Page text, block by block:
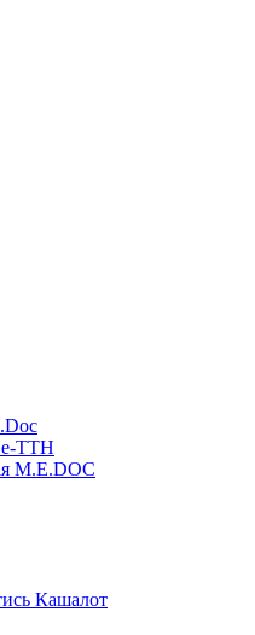
е-ТТН
M.E.DOC
Кашалот